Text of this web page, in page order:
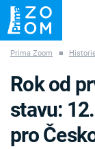
ZÁHADY
Prima Zoom ■
Rok od
stavu:
pro